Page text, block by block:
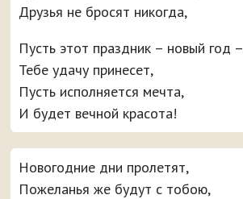
Друзья не бросят никогда,
Пусть этот праздник – новый год –
Тебе удачу принесет,
Пусть исполняется мечта,
И будет вечной красота!
Новогодние дни пролетят,
Пожеланья же будут с тобою,